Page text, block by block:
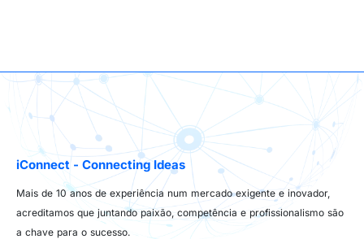
iConnect - Connecting Ideas
Mais de 10 anos de experiência num mercado exigente e inovador,
acreditamos que juntando paixão, competência e profissionalismo são
a chave para o sucesso.